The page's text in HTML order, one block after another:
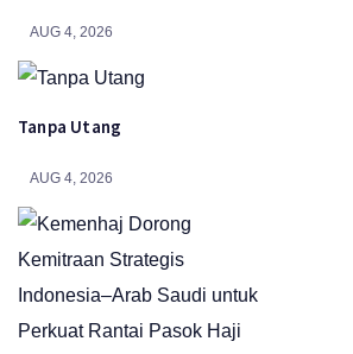
AUG 4, 2026
Tanpa Utang
AUG 4, 2026